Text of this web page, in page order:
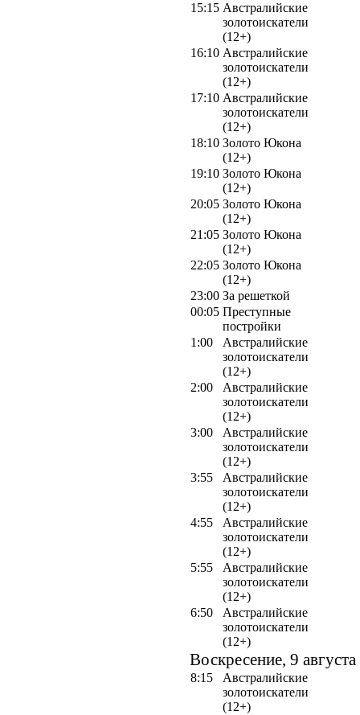
15:15 Австралийские
золотоискатели
(12+)
16:10 Австралийские
золотоискатели
(12+)
17:10 Австралийские
золотоискатели
(12+)
18:10 Золото Юкона
(12+)
19:10 Золото Юкона
(12+)
20:05 Золото Юкона
(12+)
21:05 Золото Юкона
(12+)
22:05 Золото Юкона
(12+)
23:00 За решеткой
00:05 Преступные
постройки
1:00
Австралийские
золотоискатели
(12+)
2:00
Австралийские
золотоискатели
(12+)
3:00
Австралийские
золотоискатели
(12+)
3:55
Австралийские
золотоискатели
(12+)
4:55
Австралийские
золотоискатели
(12+)
5:55
Австралийские
золотоискатели
(12+)
6:50
Австралийские
золотоискатели
(12+)
Воскресение, 9 августа
8:15
Австралийские
золотоискатели
(12+)